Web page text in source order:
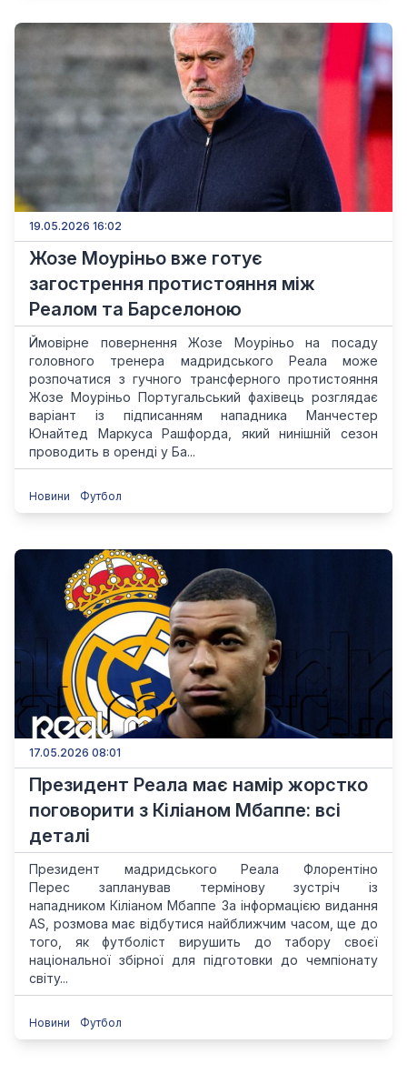
19.05.2026 16:02
Жозе Моуріньо вже готує
загострення протистояння між
Реалом та Барселоною
Ймовірне повернення Жозе Моуріньо на посаду
головного тренера мадридського Реала може
розпочатися з гучного трансферного протистояння
Жозе Моуріньо Португальський фахівець розглядає
варіант із підписанням нападника Манчестер
Юнайтед Маркуса Рашфорда, який нинішній сезон
проводить в оренді у Ба...
Новини Футбол
17.05.2026 08:01
Президент Реала має намір жорстко
поговорити з Кіліаном Мбаппе: всі
деталі
Президент мадридського Реала Флорентіно
Перес запланував термінову зустріч із
нападником Кіліаном Мбаппе За інформацією видання
AS, розмова має відбутися найближчим часом, ще до
того, як футболіст вирушить до табору своєї
національної збірної для підготовки до чемпіонату
світу...
Новини Футбол